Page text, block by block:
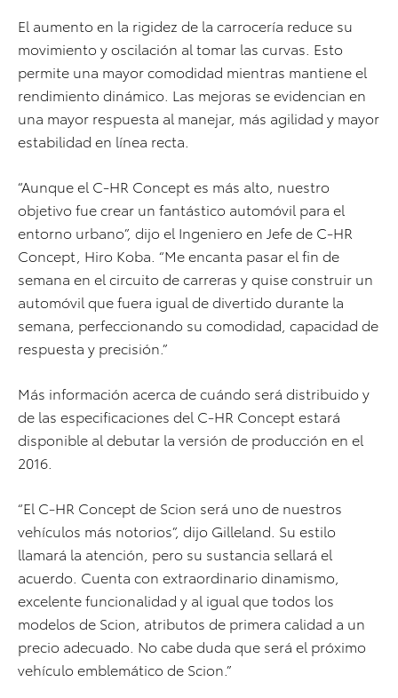
El aumento en la rigidez de la carrocería reduce su
movimiento y oscilación al tomar las curvas. Esto
permite una mayor comodidad mientras mantiene el
rendimiento dinámico. Las mejoras se evidencian en
una mayor respuesta al manejar, más agilidad y mayor
estabilidad en línea recta.
“Aunque el C-HR Concept es más alto, nuestro
objetivo fue crear un fantástico automóvil para el
entorno urbano”, dijo el Ingeniero en Jefe de C-HR
Concept, Hiro Koba. “Me encanta pasar el fin de
semana en el circuito de carreras y quise construir un
automóvil que fuera igual de divertido durante la
semana, perfeccionando su comodidad, capacidad de
respuesta y precisión.”
Más información acerca de cuándo será distribuido y
de las especificaciones del C-HR Concept estará
disponible al debutar la versión de producción en el
2016.
“El C-HR Concept de Scion será uno de nuestros
vehículos más notorios”, dijo Gilleland. Su estilo
llamará la atención, pero su sustancia sellará el
acuerdo. Cuenta con extraordinario dinamismo,
excelente funcionalidad y al igual que todos los
modelos de Scion, atributos de primera calidad a un
precio adecuado. No cabe duda que será el próximo
vehículo emblemático de Scion.”